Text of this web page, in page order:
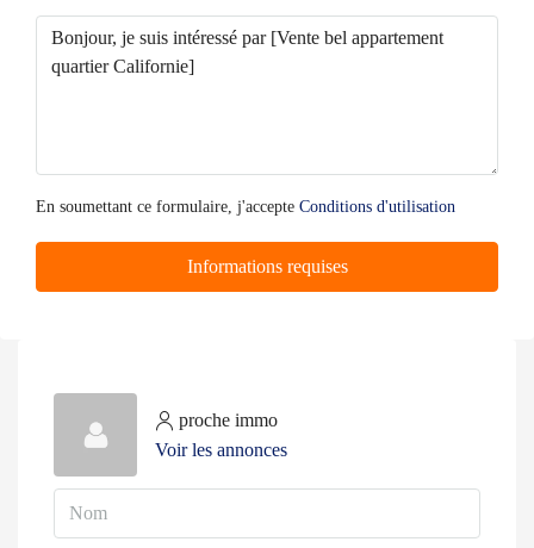
En soumettant ce formulaire, j'accepte Conditions d'utilisation
Informations requises
proche immo
Voir les annonces